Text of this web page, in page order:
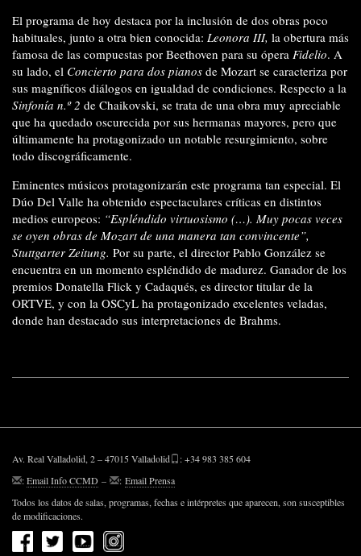
El programa de hoy destaca por la inclusión de dos obras poco
habituales, junto a otra bien conocida: Leonora III, la obertura más
famosa de las compuestas por Beethoven para su ópera Fidelio. A
su lado, el Concierto para dos pianos de Mozart se caracteriza por
sus magníficos diálogos en igualdad de condiciones. Respecto a la
Sinfonía n.º 2 de Chaikovski, se trata de una obra muy apreciable
que ha quedado oscurecida por sus hermanas mayores, pero que
últimamente ha protagonizado un notable resurgimiento, sobre
todo discográficamente.
Eminentes músicos protagonizarán este programa tan especial. El
Dúo Del Valle ha obtenido espectaculares críticas en distintos
medios europeos: “Espléndido virtuosismo (…). Muy pocas veces
se oyen obras de Mozart de una manera tan convincente”,
Stuttgarter Zeitung. Por su parte, el director Pablo González se
encuentra en un momento espléndido de madurez. Ganador de los
premios Donatella Flick y Cadaqués, es director titular de la
ORTVE, y con la OSCyL ha protagonizado excelentes veladas,
donde han destacado sus interpretaciones de Brahms.
Av. Real Valladolid, 2 – 47015 Valladolid
: +34 983 385 604
:Email Info CCMD – : Email Prensa
Todos los datos de salas, programas, fechas e intérpretes que aparecen, son susceptibles
de modificaciones.